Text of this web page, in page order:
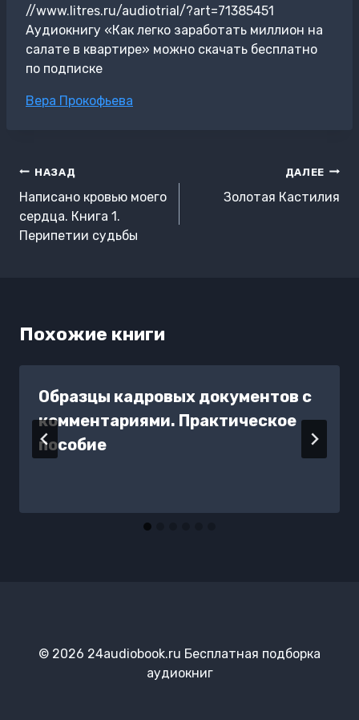
//www.litres.ru/audiotrial/?art=71385451
Аудиокнигу «Как легко заработать миллион на
салате в квартире» можно скачать бесплатно
по подписке
Метки
Вера Прокофьева
Навигация
по
записям
НАЗАД
Написано кровью моего
сердца. Книга 1.
Перипетии судьбы
ДАЛЕЕ
Золотая Кастилия
Похожие книги
Образцы кадровых документов с
комментариями. Практическое
пособие
© 2026 24audiobook.ru Бесплатная подборка
аудиокниг